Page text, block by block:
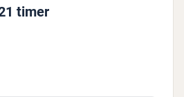
timer